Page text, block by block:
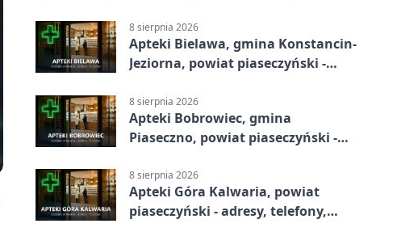
8 sierpnia 2026
Apteki Bielawa, gmina Konstancin-
Jeziorna, powiat piaseczyński -
8 sierpnia 2026
Apteki Bobrowiec, gmina
Piaseczno, powiat piaseczyński -
8 sierpnia 2026
Apteki Góra Kalwaria, powiat
piaseczyński - adresy, telefony,